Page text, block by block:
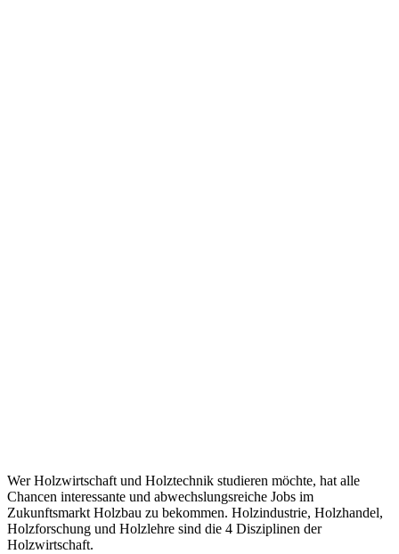
Wer Holzwirtschaft und Holztechnik studieren möchte, hat alle
Chancen interessante und abwechslungsreiche Jobs im
Zukunftsmarkt Holzbau zu bekommen. Holzindustrie, Holzhandel,
Holzforschung und Holzlehre sind die 4 Disziplinen der
Holzwirtschaft.